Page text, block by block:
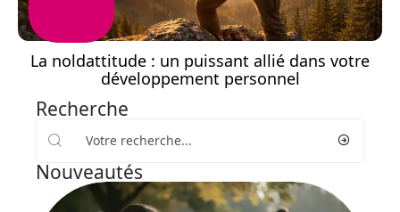
La noldattitude : un puissant allié dans votre
développement personnel
Recherche
Nouveautés